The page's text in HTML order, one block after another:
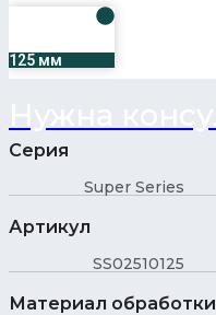
125 мм
Серия
Super Series
Артикул
SS02510125
Материал обработки